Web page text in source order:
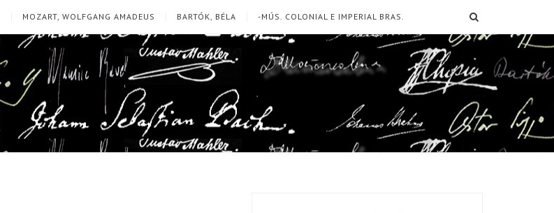
MOZART, WOLFGANG AMADEUS BARTÓK, BÉLA -MÚS. COLONIAL E IMPERIAL BRAS.